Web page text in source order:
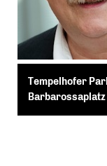
Tempelhofer